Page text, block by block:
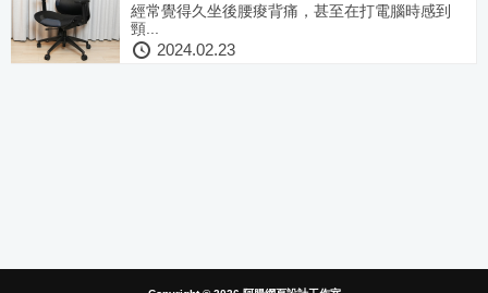
經常覺得久坐後腰痠背痛，甚至在打電腦時感到
頸...
2024.02.23